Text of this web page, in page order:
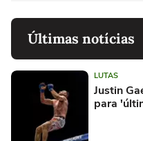
Últimas notícias
LUTAS
Justin
para